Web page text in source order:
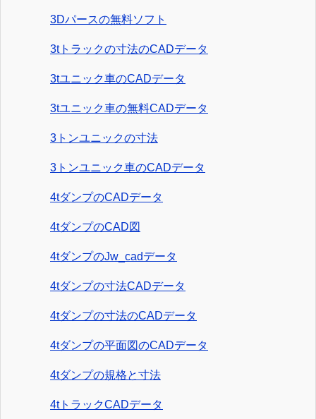
3Dパースの無料ソフト
3tトラックの寸法のCADデータ
3tユニック車のCADデータ
3tユニック車の無料CADデータ
3トンユニックの寸法
3トンユニック車のCADデータ
4tダンプのCADデータ
4tダンプのCAD図
4tダンプのJw_cadデータ
4tダンプの寸法CADデータ
4tダンプの寸法のCADデータ
4tダンプの平面図のCADデータ
4tダンプの規格と寸法
4tトラックCADデータ